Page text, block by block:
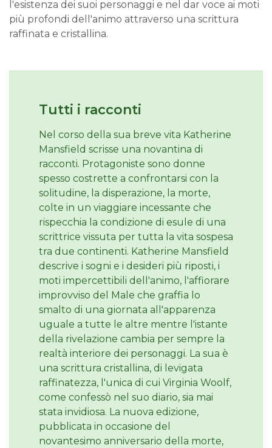
l'esistenza dei suoi personaggi e nel dar voce ai moti
più profondi dell'animo attraverso una scrittura
raffinata e cristallina.
Tutti i racconti
Nel corso della sua breve vita Katherine
Mansfield scrisse una novantina di
racconti. Protagoniste sono donne
spesso costrette a confrontarsi con la
solitudine, la disperazione, la morte,
colte in un viaggiare incessante che
rispecchia la condizione di esule di una
scrittrice vissuta per tutta la vita sospesa
tra due continenti. Katherine Mansfield
descrive i sogni e i desideri più riposti, i
moti impercettibili dell'animo, l'affiorare
improvviso del Male che graffia lo
smalto di una giornata all'apparenza
uguale a tutte le altre mentre l'istante
della rivelazione cambia per sempre la
realtà interiore dei personaggi. La sua è
una scrittura cristallina, di levigata
raffinatezza, l'unica di cui Virginia Woolf,
come confessò nel suo diario, sia mai
stata invidiosa. La nuova edizione,
pubblicata in occasione del
novantesimo anniversario della morte,